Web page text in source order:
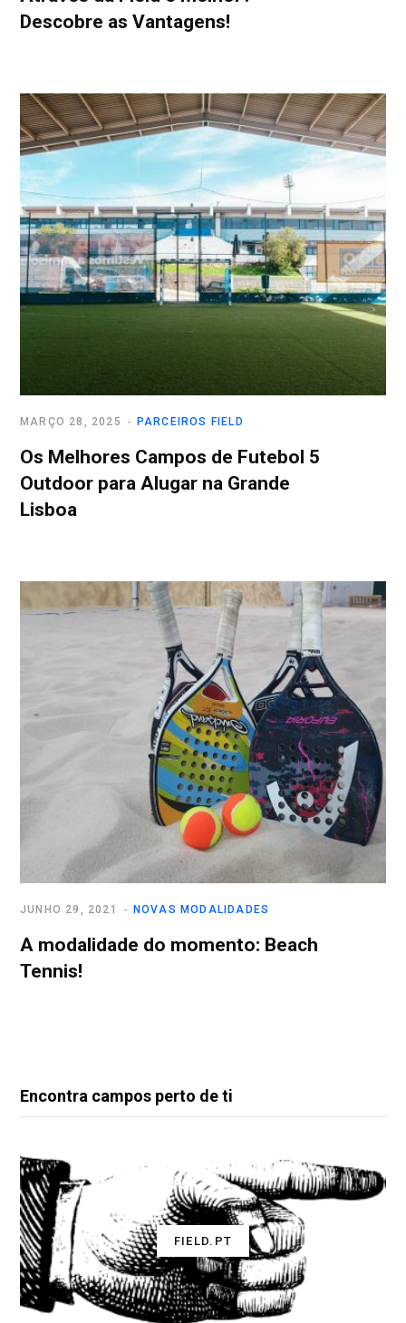
Descobre as Vantagens!
PARCEIROS FIELD
MARÇO 28, 2025
Os Melhores Campos de Futebol 5
Outdoor para Alugar na Grande
Lisboa
NOVAS MODALIDADES
JUNHO 29, 2021
A modalidade do momento: Beach
Tennis!
Encontra campos perto de ti
FIELD.PT